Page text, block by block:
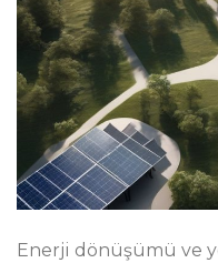
Enerji dönüşümü ve